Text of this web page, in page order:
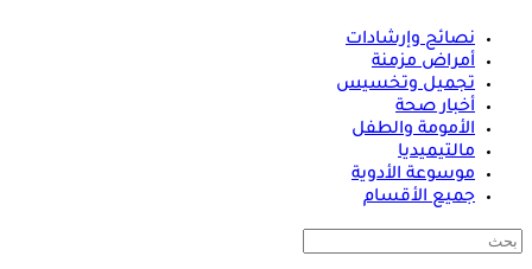
نصائح وإرشادات
أمراض مزمنة
تجميل وتخسيس
أخبار صحة
الأمومة والطفل
مالتيميديا
موسوعة الأدوية
جميع الأقسام